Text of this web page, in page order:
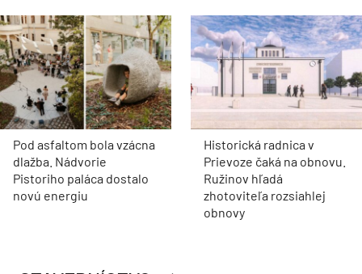
Pod asfaltom bola vzácna
dlažba. Nádvorie
Pistoriho paláca dostalo
novú energiu
Historická radnica v
Prievoze čaká na obnovu.
Ružinov hľadá
zhotoviteľa rozsiahlej
obnovy